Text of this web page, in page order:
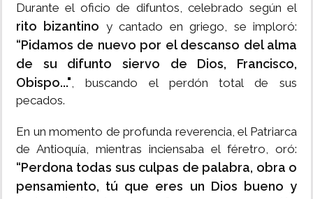
Durante el oficio de difuntos, celebrado según el
rito bizantino y cantado en griego, se imploró:
“Pidamos de nuevo por el descanso del alma
de su difunto siervo de Dios, Francisco,
Obispo...", buscando el perdón total de sus
pecados.
En un momento de profunda reverencia, el Patriarca
de Antioquía, mientras inciensaba el féretro, oró:
“Perdona todas sus culpas de palabra, obra o
pensamiento, tú que eres un Dios bueno y